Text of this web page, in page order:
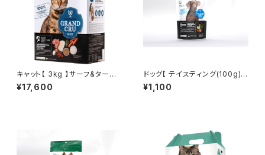
キャット【 3kg 】サーフ&ターフ -
SURF AND TURF -
¥17,600
ドッグ【 テイスティング(100g) 】
フィッシュ - FISH -
¥1,100